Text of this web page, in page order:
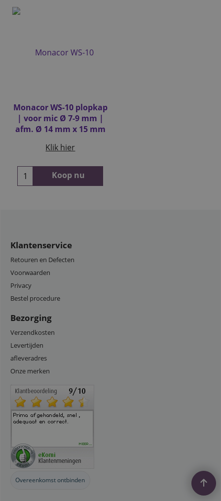
Monacor WS-10 plopkap
| voor mic Ø 7-9 mm |
afm. Ø 14 mm x 15 mm
Klik hier
Koop nu
Klantenservice
Retouren en Defecten
Voorwaarden
Privacy
Bestel procedure
Bezorging
Verzendkosten
Levertijden
afleveradres
Onze merken
Overeenkomst ontbinden